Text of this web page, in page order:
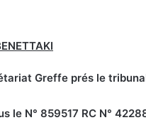
Greffe prés le
859517 RC N°